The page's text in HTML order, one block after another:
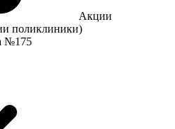
Акции
поликлиники)
№175